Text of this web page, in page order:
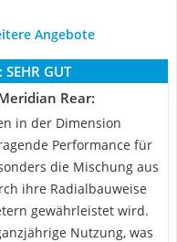
Angebote
SEHR GUT
Rear:
in der Dimension
Performance für
die Mischung aus
ihre Radialbauweise
gewährleistet wird.
Nutzung, was